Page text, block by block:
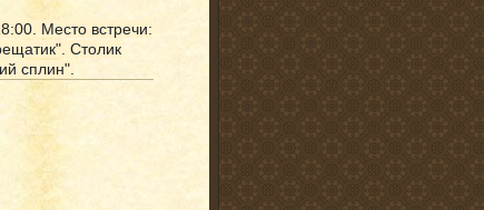
Место встречи:
Столик
сплин".